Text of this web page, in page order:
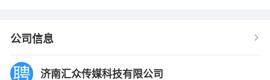
公司信息
济南汇众传媒科技有限公司